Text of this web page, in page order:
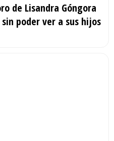
de Lisandra Góngora
poder ver a sus hijos